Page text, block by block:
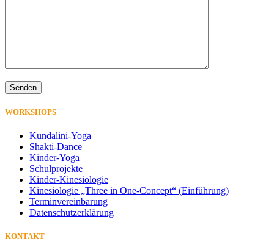
WORKSHOPS
Kundalini-Yoga
Shakti-Dance
Kinder-Yoga
Schulprojekte
Kinder-Kinesiologie
Kinesiologie „Three in One-Concept“ (Einführung)
Terminvereinbarung
Datenschutzerklärung
KONTAKT